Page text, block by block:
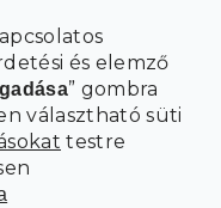
és elemző
” gombra
választható süti
testre